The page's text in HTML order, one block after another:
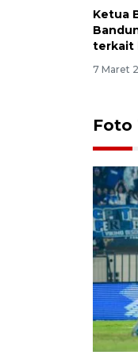
Ketua
terkait
7 Maret
Foto